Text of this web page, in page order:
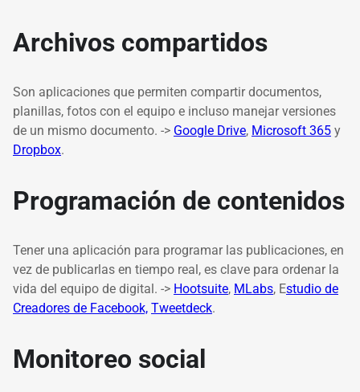
Archivos compartidos
Son aplicaciones que permiten compartir documentos,
planillas, fotos con el equipo e incluso manejar versiones
de un mismo documento. -> Google Drive, Microsoft 365 y
Dropbox.
Programación de contenidos
Tener una aplicación para programar las publicaciones, en
vez de publicarlas en tiempo real, es clave para ordenar la
vida del equipo de digital. -> Hootsuite, MLabs, Estudio de
Creadores de Facebook, Tweetdeck.
Monitoreo social